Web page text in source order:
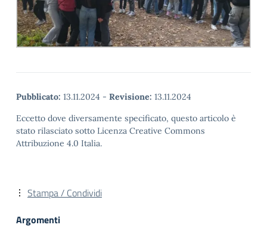
Pubblicato: 13.11.2024 - Revisione: 13.11.2024
Eccetto dove diversamente specificato, questo articolo è
stato rilasciato sotto Licenza Creative Commons
Attribuzione 4.0 Italia.
Stampa / Condividi
Argomenti